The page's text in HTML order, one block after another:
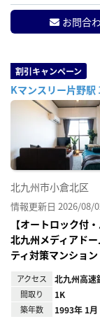
お問合
割引キャンペーン
Kマンスリー片野
北九州市小倉北区
情報更新日 2026/08/
【オートロック付
北九州メディアド
ティ対策マンション
アクセス 北九州高速
間取り 1K
築年数 1993年 1月